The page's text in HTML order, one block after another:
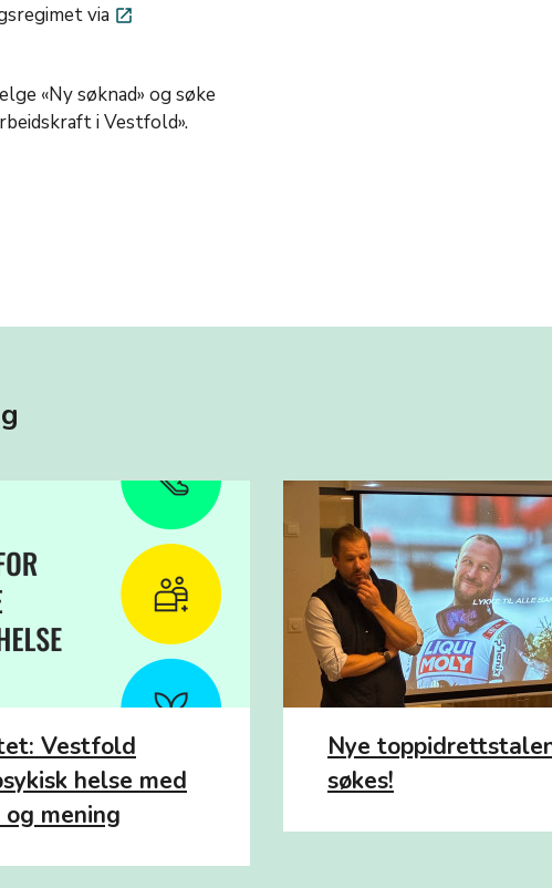
via launch
«Ny søknad» og søke
i Vestfold».
Vestfold
helse med
mening
Nye
søkes!